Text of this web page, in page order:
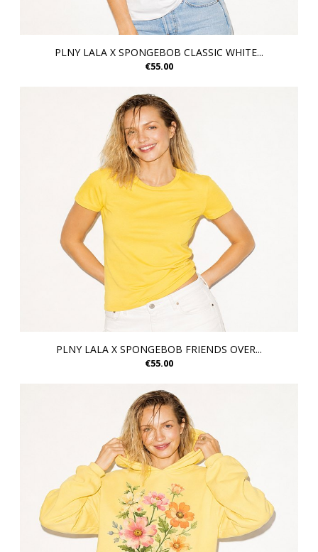
PLNY LALA X SPONGEBOB CLASSIC WHITE...
€55.00
PLNY LALA X SPONGEBOB FRIENDS OVER...
€55.00